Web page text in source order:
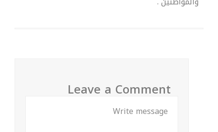
Leave a Comment